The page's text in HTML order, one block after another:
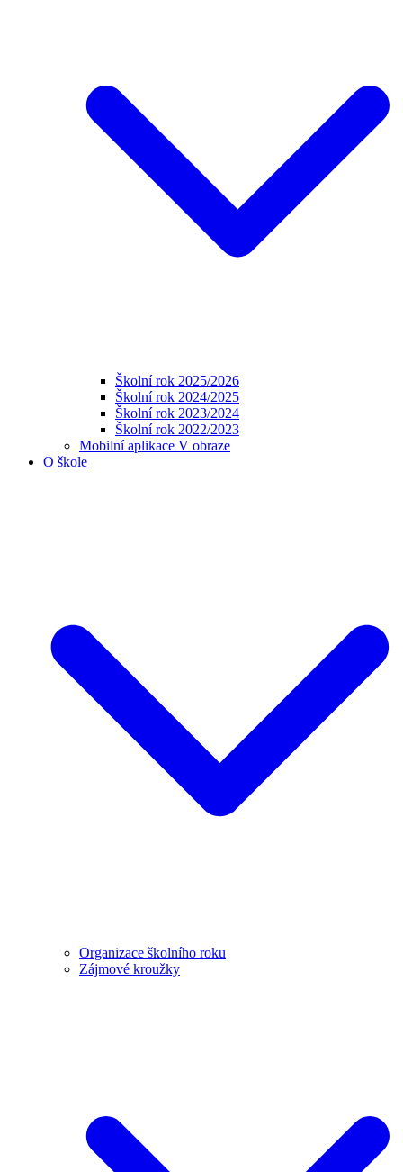
Školní rok 2025/2026
Školní rok 2024/2025
Školní rok 2023/2024
Školní rok 2022/2023
Mobilní aplikace V obraze
O škole
Organizace školního roku
Zájmové kroužky